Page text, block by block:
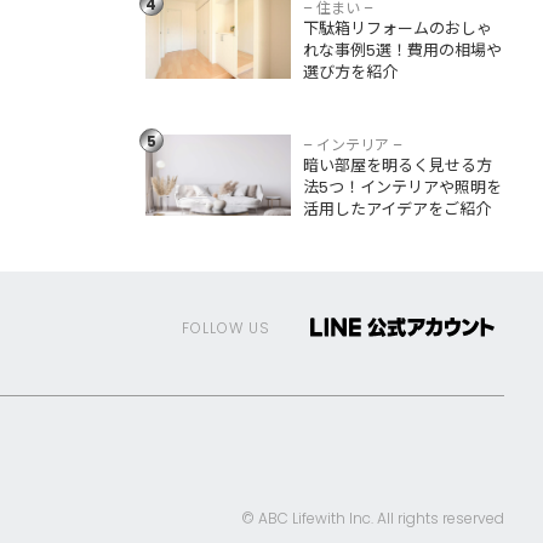
選！費用の相場や
選び方を紹介
– 住まい –
下駄箱リフォームのおしゃ
れな事例5選！費用の相場や
選び方を紹介
5
暗い部屋を明るく
ンテリアや照明を
活用したアイデア
をご紹介
– インテリア –
暗い部屋を明るく見せる方
法5つ！インテリアや照明を
活用したアイデアをご紹介
FOLLOW US
© ABC Lifewith Inc. All rights reserved